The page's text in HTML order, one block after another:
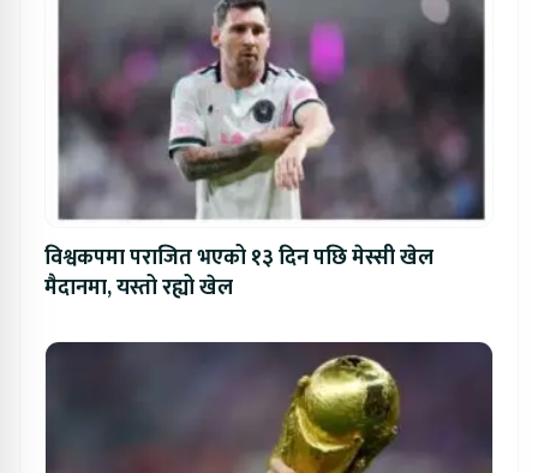
विश्वकपमा पराजित भएको १३ दिन पछि मेस्सी खेल
मैदानमा, यस्तो रह्यो खेल